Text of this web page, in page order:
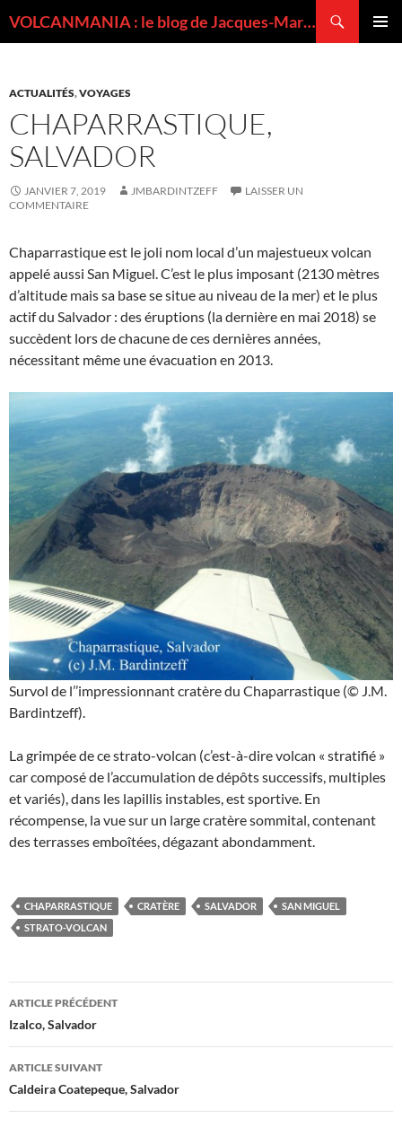
VOLCANMANIA : le blog de Jacques-Marie BARDINTZEFF, volcanologue
ACTUALITÉS,VOYAGES
CHAPARRASTIQUE,
SALVADOR
JANVIER 7, 2019 JMBARDINTZEFF
LAISSER UN
COMMENTAIRE
Chaparrastique est le joli nom local d’un majestueux volcan
appelé aussi San Miguel. C’est le plus imposant (2130 mètres
d’altitude mais sa base se situe au niveau de la mer) et le plus
actif du Salvador : des éruptions (la dernière en mai 2018) se
succèdent lors de chacune de ces dernières années,
nécessitant même une évacuation en 2013.
Survol de l’’impressionnant cratère du Chaparrastique (© J.M.
Bardintzeff).
La grimpée de ce strato-volcan (c’est-à-dire volcan « stratifié »
car composé de l’accumulation de dépôts successifs, multiples
et variés), dans les lapillis instables, est sportive. En
récompense, la vue sur un large cratère sommital, contenant
des terrasses emboîtées, dégazant abondamment.
CHAPARRASTIQUE CRATÈRE SALVADOR
SAN MIGUEL
STRATO-VOLCAN
Navigation
des
articles
ARTICLE PRÉCÉDENT
Izalco, Salvador
ARTICLE SUIVANT
Caldeira Coatepeque, Salvador